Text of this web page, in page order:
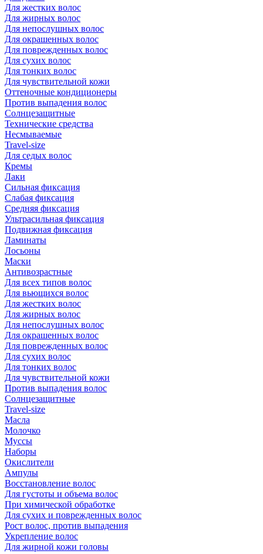
Для жестких волос
Для жирных волос
Для непослушных волос
Для окрашенных волос
Для поврежденных волос
Для сухих волос
Для тонких волос
Для чувствительной кожи
Оттеночные кондиционеры
Против выпадения волос
Солнцезащитные
Технические средства
Несмываемые
Travel-size
Для седых волос
Кремы
Лаки
Сильная фиксация
Слабая фиксация
Средняя фиксация
Ультрасильная фиксация
Подвижная фиксация
Ламинаты
Лосьоны
Маски
Антивозрастные
Для всех типов волос
Для вьющихся волос
Для жестких волос
Для жирных волос
Для непослушных волос
Для окрашенных волос
Для поврежденных волос
Для сухих волос
Для тонких волос
Для чувствительной кожи
Против выпадения волос
Солнцезащитные
Travel-size
Масла
Молочко
Муссы
Наборы
Окислители
Ампулы
Восстановление волос
Для густоты и объема волос
При химической обработке
Для сухих и поврежденных волос
Рост волос, против выпадения
Укрепление волос
Для жирной кожи головы